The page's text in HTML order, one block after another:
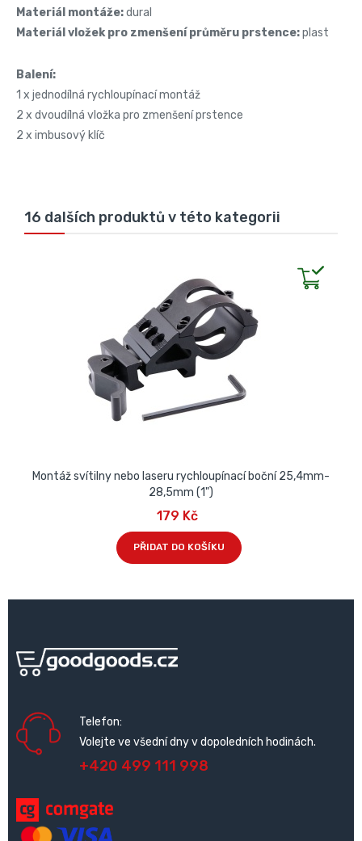
Materiál montáže:dural
Materiál vložek pro zmenšení průměru prstence:plast
Balení:
1 x jednodílná rychloupínací montáž
2 x dvoudílná vložka pro zmenšení prstence
2 x imbusový klíč
16 dalších produktů v této kategorii
Montáž svítilny nebo laseru rychloupínací boční 25,4mm-
28,5mm (1")
179 Kč
PŘIDAT DO KOŠÍKU
Telefon:
Volejte ve všední dny v dopoledních hodinách.
+420 499 111 998